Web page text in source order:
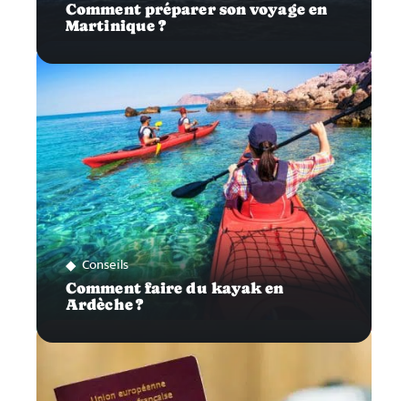
Comment préparer son voyage en
Martinique ?
Conseils
Comment faire du kayak en
Ardèche ?